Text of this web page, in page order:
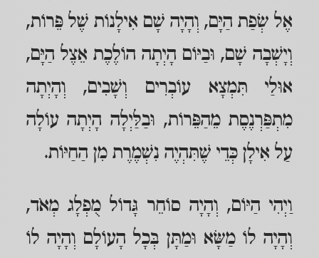
אֶל שְׂפַת הַיָּם, וְהָיָה שָׁם אִילָנוֹת שֶׁל פֵּרוֹת,
וְיָשְׁבָה שָׁם, וּבַיּוֹם הָיְתָה הוֹלֶכֶת אֵצֶל הַיָּם,
אוּלַי תִּמְצָא עוֹבְרִים וְשָׁבִים, וְהָיְתָה
מִתְפַּרְנֶסֶת מֵהַפֵּרוֹת, וּבַלַּיְלָה הָיְתָה עוֹלָה
עַל אִילָן כְּדֵי שֶׁתִּהְיֶה נִשְׁמֶרֶת מִן הַחַיּוֹת.
וַיְהִי הַיּוֹם, וְהָיָה סוֹחֵר גָּדוֹל מֻפְלָג מְאֹד,
וְהָיָה לוֹ מַשָּׂא וּמַתָּן בְּכָל הָעוֹלָם וְהָיָה לוֹ